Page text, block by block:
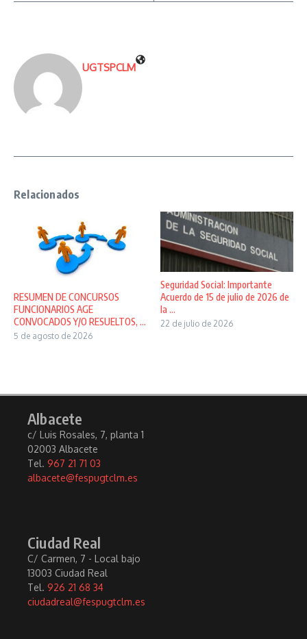
UGTSPCLM
Relacionados
RESUMEN DE CONCURSOS
FUNCIONARIOS AGE
CONVOCADOS Y/O RESUELTOS, ...
5 de agosto de 2026
Seguridad Social: Importante
Acuerdo de 15 de julio de 2026 de
la ...
22 de julio de 2026
Albacete
c/ Luis Rosales, 7, planta 1
02003 Albacete
Tel. 967 21 71 03
albacete@fespugtclm.es
Ciudad Real
C/ Carmen, 7 - Local bajo
13003 Ciudad Real
Tel. 926 21 68 34
ciudadreal@fespugtclm.es